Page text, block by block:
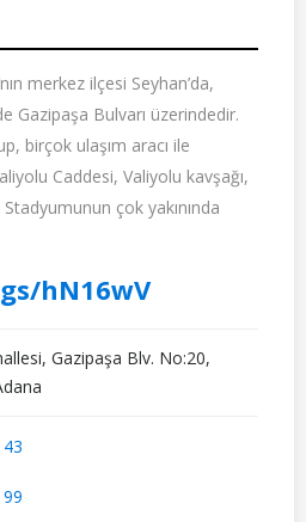
merkez ilçesi Seyhan’da,
Gazipaşa Bulvarı üzerindedir.
birçok ulaşım aracı ile
Caddesi, Valiyolu kavşağı,
çok yakınında
hN16wV
Gazipaşa Blv. No:20,